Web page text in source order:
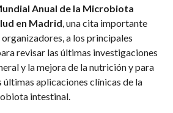
Anual de la Microbiota
en Madrid , una cita importante
a los principales
revisar las últimas investigaciones
y la mejora de la nutrición y para
aplicaciones clínicas de la
intestinal.